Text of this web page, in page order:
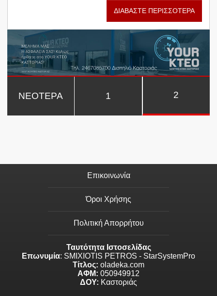
ΔΙΑΒΑΣΤΕ ΠΕΡΙΣΣΟΤΕΡΑ
ΝΕΟΤΕΡΑ 1 2
Επικοινωνία
Όροι Χρήσης
Πολιτική Απορρήτου
Ταυτότητα Ιστοσελίδας
Επωνυμία: SMIXIOTIS PETROS - StarSystemPro
Τίτλος: oladeka.com
ΑΦΜ: 050949912
ΔΟΥ: Καστοριάς